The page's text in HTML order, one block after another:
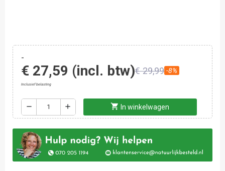
-
€ 27,59 (incl. btw)€ 29,99 -8%
Inclusief belasting
remove add shopping_cart In winkelwagen